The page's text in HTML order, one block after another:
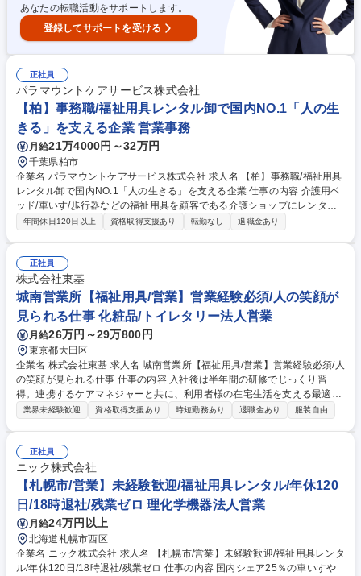
あなたの転職活動をサポートします。
登録してサポートを受ける
正社員
パラマウントケアサービス株式会社
【柏】事務職/福祉用具レンタル卸で国内NO.1「人の生
きる」を支える企業 営業事務
月給21万4000円～32万円
千葉県柏市
企業名 パラマウントケアサービス株式会社 求人名 【柏】事務職/福祉用具
レンタル卸で国内NO.1「人の生きる」を支える企業 仕事の内容 介護用ベ
ッド/車いす/歩行器などの福祉用具を顧客である介護ショップにレンタル
する際の事務作業全般を中心に担当いただきます。営業のサポート業務か
在価値の高い仕事です。そのため、事務作業だけでなく、人と接すること
で周りの人をサポート・業績に間接的に関与していけることがやりがいで
す。ルーチンワークの中にも、自分だけの色を出していけるのが、この仕
事の面白みでもあります。 ※変更範囲：無し（ただし本人の希望がある場
合かつ職種転換された場合は当社業務全般） 募集職種 【柏】事務職/福祉
用具レンタル卸で国内NO.1「人の生きる」を支える企業
年間休日120日以上 資格取得支援あり 転勤なし 退職金あり
正社員
株式会社東基
城南営業所【福祉用具/営業】営業経験必須/人の笑顔が
見られる仕事 化粧品/トイレタリー法人営業
月給26万円～29万800円
東京都大田区
企業名 株式会社東基 求人名 城南営業所【福祉用具/営業】営業経験必須/人
の笑顔が見られる仕事 仕事の内容 入社後は半年間の研修でじっくり習
得。連携するケアマネジャーと共に、利用者様の在宅生活を支える最適な
用具を選定。夜勤や身体介助なく、あなたの知識で「自分らしい生活」を
JT形式で先輩との同行アポイントが半年程度あります。車椅子や介護ベッ
ドなど様々な福祉用具を取り扱うので覚える必要がありますが、実物をす
ぐ確認できるので商品を覚えやすい環境です。 募集職種 城南営業所【福
祉用具/営業】営業経験必須/人の笑顔が見られる仕事
業界未経験歓迎 資格取得支援あり 時短勤務あり 退職金あり 服装自由
正社員
ニック株式会社
【札幌市/営業】未経験歓迎/福祉用具レンタル/年休120
日/18時退社/残業ゼロ 理化学機器法人営業
月給24万円以上
北海道札幌市西区
企業名 ニック株式会社 求人名 【札幌市/営業】未経験歓迎/福祉用具レンタ
ル/年休120日/18時退社/残業ゼロ 仕事の内容 国内シェア25％の車いすや